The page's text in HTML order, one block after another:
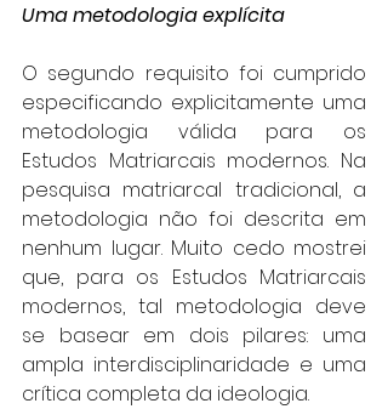
Uma metodologia explícita
O segundo requisito foi cumprido
especificando explicitamente uma
metodologia válida para os
Estudos Matriarcais modernos. Na
pesquisa matriarcal tradicional, a
metodologia não foi descrita em
nenhum lugar. Muito cedo mostrei
que, para os Estudos Matriarcais
modernos, tal metodologia deve
se basear em dois pilares: uma
ampla interdisciplinaridade e uma
crítica completa da ideologia.